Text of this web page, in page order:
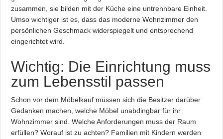
zusammen, sie bilden mit der Küche eine untrennbare Einheit.
Umso wichtiger ist es, dass das moderne Wohnzimmer den
persönlichen Geschmack widerspiegelt und entsprechend
eingerichtet wird.
Wichtig: Die Einrichtung muss
zum Lebensstil passen
Schon vor dem Möbelkauf müssen sich die Besitzer darüber
Gedanken machen, welche Möbel unabdingbar für ihr
Wohnzimmer sind. Welche Anforderungen muss der Raum
erfüllen? Worauf ist zu achten? Familien mit Kindern werden